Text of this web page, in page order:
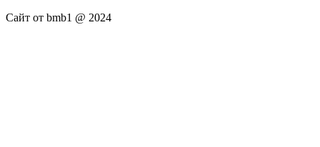
Сайт от bmb1 @ 2024